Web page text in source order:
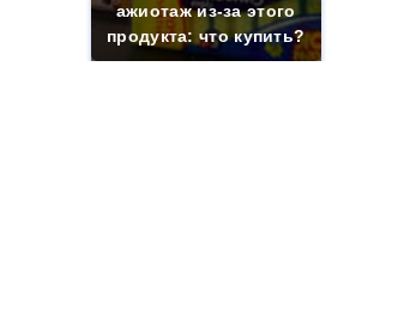
ажиотаж из-за этого
продукта: что купить?